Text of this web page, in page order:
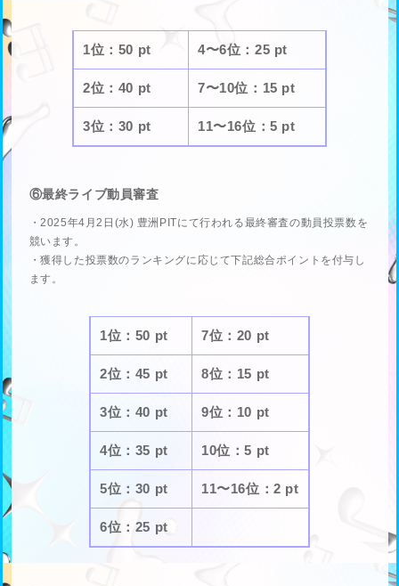
1位：50 pt 4〜6位：25 pt
2位：40 pt 7〜10位：15 pt
3位：30 pt 11〜16位：5 pt
⑥最終ライブ動員審査
・2025年4月2日(水) 豊洲PITにて行われる最終審査の動員投票数を
競います。
・獲得した投票数のランキングに応じて下記総合ポイントを付与し
ます。
1位：50 pt 7位：20 pt
2位：45 pt 8位：15 pt
3位：40 pt 9位：10 pt
4位：35 pt 10位：5 pt
5位：30 pt 11〜16位：2 pt
6位：25 pt